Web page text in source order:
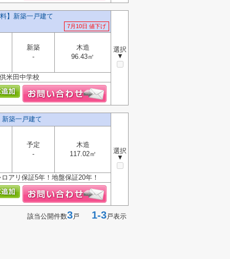
】新築一戸建て
7月10日 値下げ
選択
▼
新築
-
木造
96.43㎡
米田中学校
築一戸建て
選択
▼
予定
-
木造
117.02㎡
リ保証5年！地盤保証20年！
該当公開件数3戸 1-3戸表示